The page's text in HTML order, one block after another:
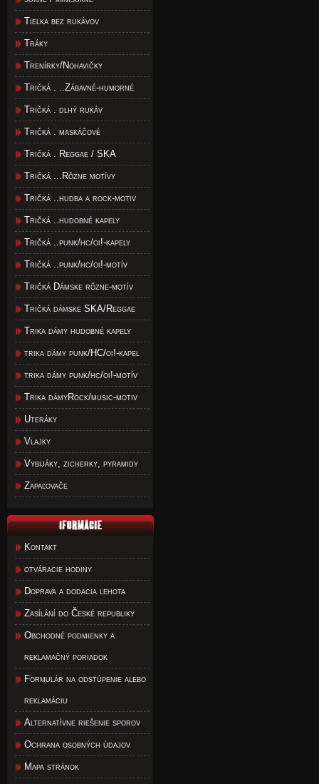
Tielka bez rukávov
Tráky
Trenírky/Nohavičky
Tričká . ..Zábavné-humorné
Tričká . dlhý rukáv
Tričká . maskáčové
Tričká . Reggae / SKA
Tričká ...Rôzne motívy
Tričká ..hudba a rock-motiv
Tričká ..hudobné kapely
Tričká ..punk/hc/oi!-kapely
Tričká ..punk/hc/oi!-motív
Tričká Dámske rôzne-motív
Tričká dámske SKA/Reggae
Trika dámy hudobné kapely
trika dámy punk/HC/oi!-kapel
trika dámy punk/hc/oi!-motív
Trika dámyRock/music-motiv
Uteráky
Vlajky
Vybijáky, zicherky, pyramidy
Zapaľovače
Kontakt
otváracie hodiny
Doprava a dodacia lehota
Zasílání do České republiky
Obchodné podmienky a
reklamačný poriadok
Formulár na odstúpenie alebo
reklamáciu
Alternatívne riešenie sporov
Ochrana osobných údajov
Mapa stránok